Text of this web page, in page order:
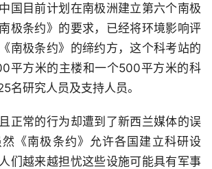
国目前计划在南极洲建立第六个南极
极条约》的要求，已经将环境影响评
南极条约》的缔约方，这个科考站的
平方米的主楼和一个500平方米的科
名研究人员及支持人员。
正常的行为却遭到了新西兰媒体的误
《南极条约》允许各国建立科研设
们越来越担忧这些设施可能具有军事